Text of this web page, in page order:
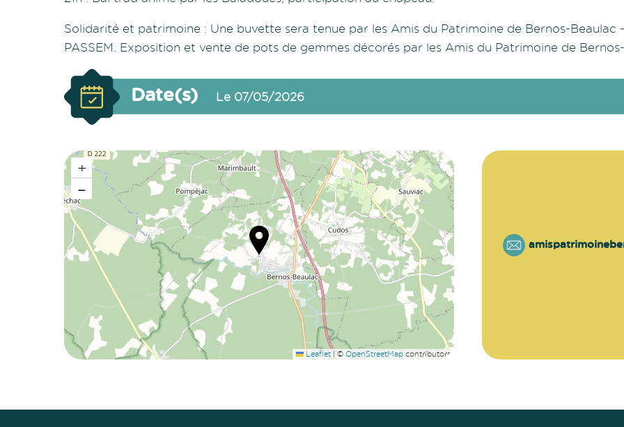
Solidarité et patrimoine : Une buvette sera tenue par les Amis du Patrimoine de Bernos-Beaulac
PASSEM. Exposition et vente de pots de gemmes décorés par les Amis du Patrimoine de Bernos-
Date(s) Le 07/05/2026
+
−
Leaflet | © OpenStreetMap contributors